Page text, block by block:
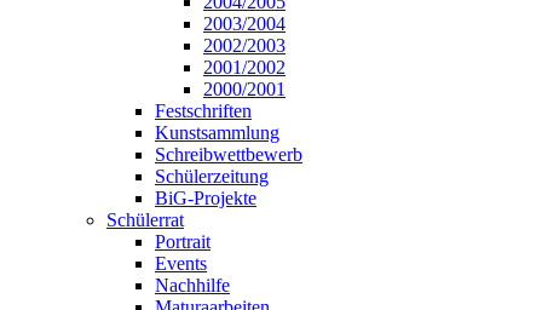
2003/2004
2002/2003
2001/2002
2000/2001
Festschriften
Kunstsammlung
Schreibwettbewerb
Schülerzeitung
BiG-Projekte
Schülerrat
Portrait
Events
Nachhilfe